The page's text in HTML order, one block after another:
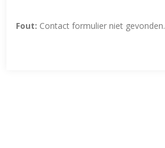
Fout: Contact formulier niet gevonden.